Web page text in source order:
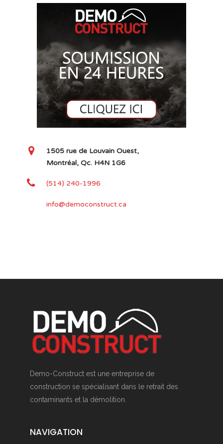
1505 rue de Louvain Ouest,
Montréal, Qc. H4N 1G6
(514) 240-1996
info@democonstruct.ca
Demo-Construct est une entreprise de
construction se spécialisant dans le retrait des
contaminants et la démolition.
NAVIGATION